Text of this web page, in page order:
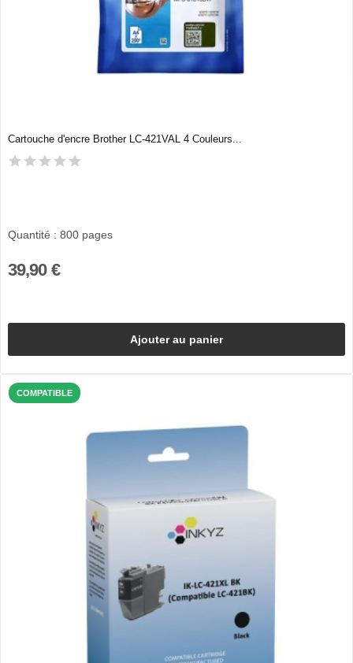
Cartouche d'encre Brother LC-421VAL 4 Couleurs...
Quantité : 800 pages
39,90 €
Ajouter au panier
COMPATIBLE